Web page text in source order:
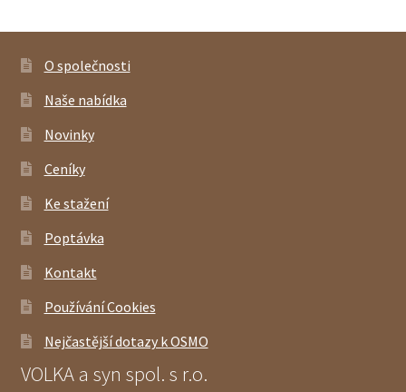
O společnosti
Naše nabídka
Novinky
Ceníky
Ke stažení
Poptávka
Kontakt
Používání Cookies
Nejčastější dotazy k OSMO
VOLKA a syn spol. s r.o.